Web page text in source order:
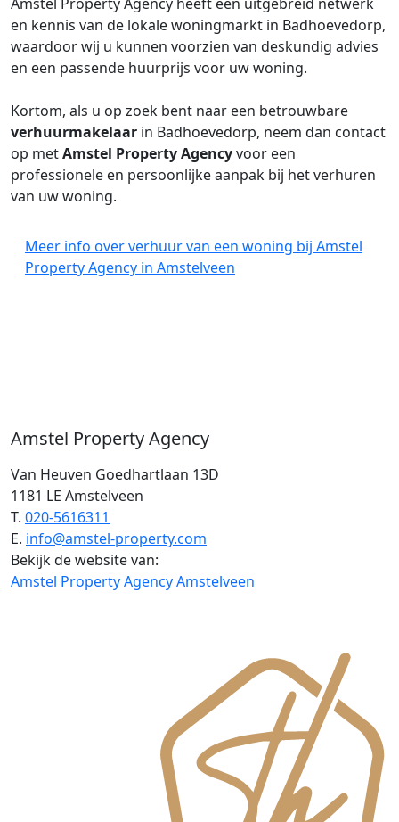
Amstel Property Agency
Van Heuven Goedhartlaan 13D
1181 LE Amstelveen
T. 020-5616311
E. info@amstel-property.com
Bekijk de website van:
Amstel Property Agency Amstelveen
en kennis van de lokale woningmarkt in Badhoevedorp,
waardoor wij u kunnen voorzien van deskundig advies
en een passende huurprijs voor uw woning.
Kortom, als u op zoek bent naar een betrouwbare
verhuurmakelaar in Badhoevedorp, neem dan contact
op metAmstel Property Agencyvoor een
professionele en persoonlijke aanpak bij het verhuren
van uw woning.
Meer info over verhuur van een woning bij Amstel
Property Agency in Amstelveen